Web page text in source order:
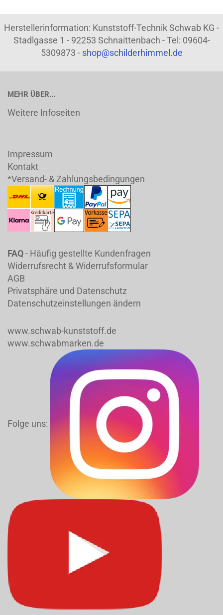
Herstellerinformation: Kunststoff-Technik Schwab KG -
Stadlgasse 1 - 92253 Schnaittenbach - Tel: 09604-
5309873 - shop@schilderhimmel.de
MEHR ÜBER...
Weitere Infoseiten
Impressum
Kontakt
*Versand- & Zahlungsbedingungen
FAQ- Häufig gestellte Kundenfragen
Widerrufsrecht & Widerrufsformular
AGB
Privatsphäre und Datenschutz
Datenschutzeinstellungen ändern
www.schwab-kunststoff.de
www.schwabmarken.de
Folge uns: